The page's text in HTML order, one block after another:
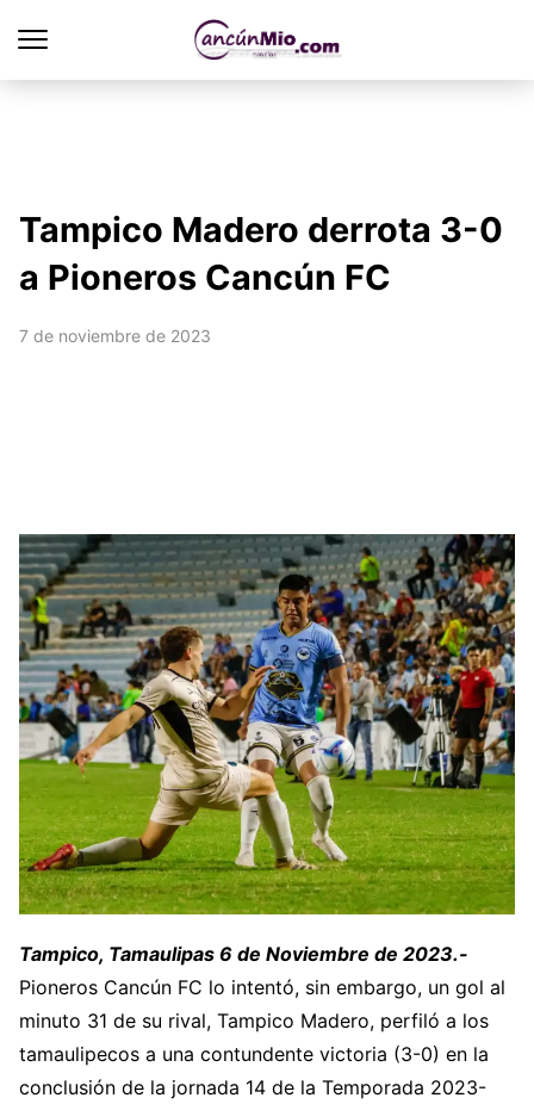
Tampico Madero derrota 3-0
a Pioneros Cancún FC
7 de noviembre de 2023
Tampico, Tamaulipas 6 de Noviembre de 2023.-
Pioneros Cancún FC lo intentó, sin embargo, un gol al
minuto 31 de su rival, Tampico Madero, perfiló a los
tamaulipecos a una contundente victoria (3-0) en la
conclusión de la jornada 14 de la Temporada 2023-